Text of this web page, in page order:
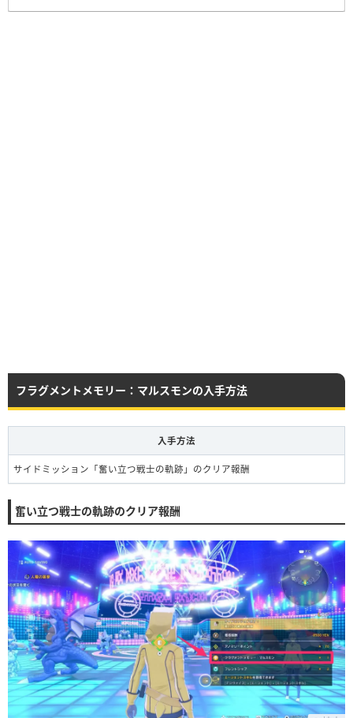
フラグメントメモリー：マルスモンの入手方法
入手方法
サイドミッション「奮い立つ戦士の軌跡」のクリア報酬
奮い立つ戦士の軌跡のクリア報酬